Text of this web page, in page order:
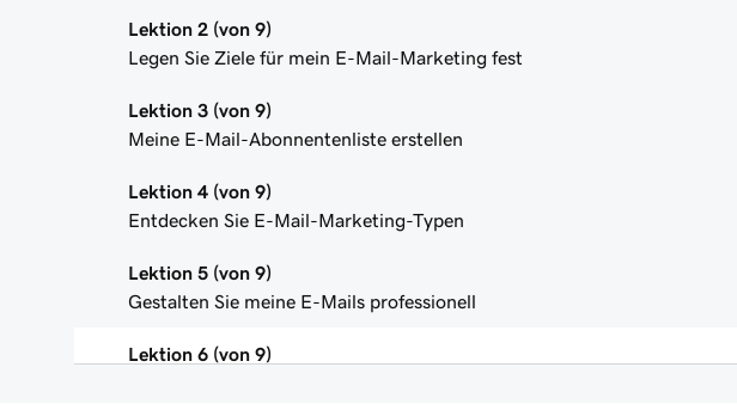
Lektion 2 (von 9)
Legen Sie Ziele für mein E-Mail-Marketing fest
Lektion 3 (von 9)
Meine E-Mail-Abonnentenliste erstellen
Lektion 4 (von 9)
Entdecken Sie E-Mail-Marketing-Typen
Lektion 5 (von 9)
Gestalten Sie meine E-Mails professionell
Lektion 6 (von 9)